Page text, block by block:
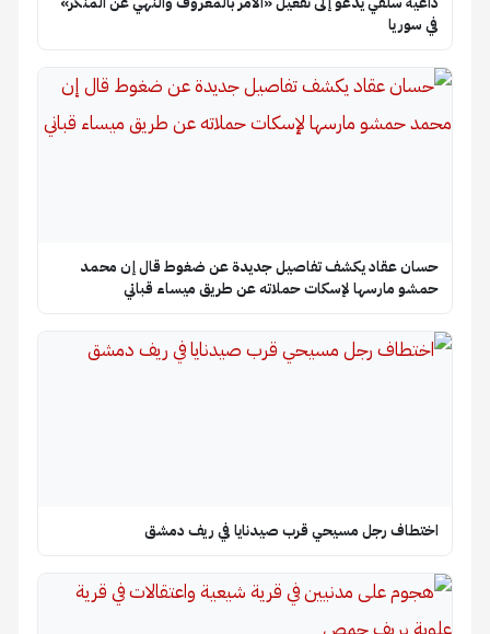
يكشف تفاصيل جديدة عن ضغوط قال إن محمد
لإسكات حملاته عن طريق ميساء قباني
رجل مسيحي قرب صيدنايا في ريف دمشق